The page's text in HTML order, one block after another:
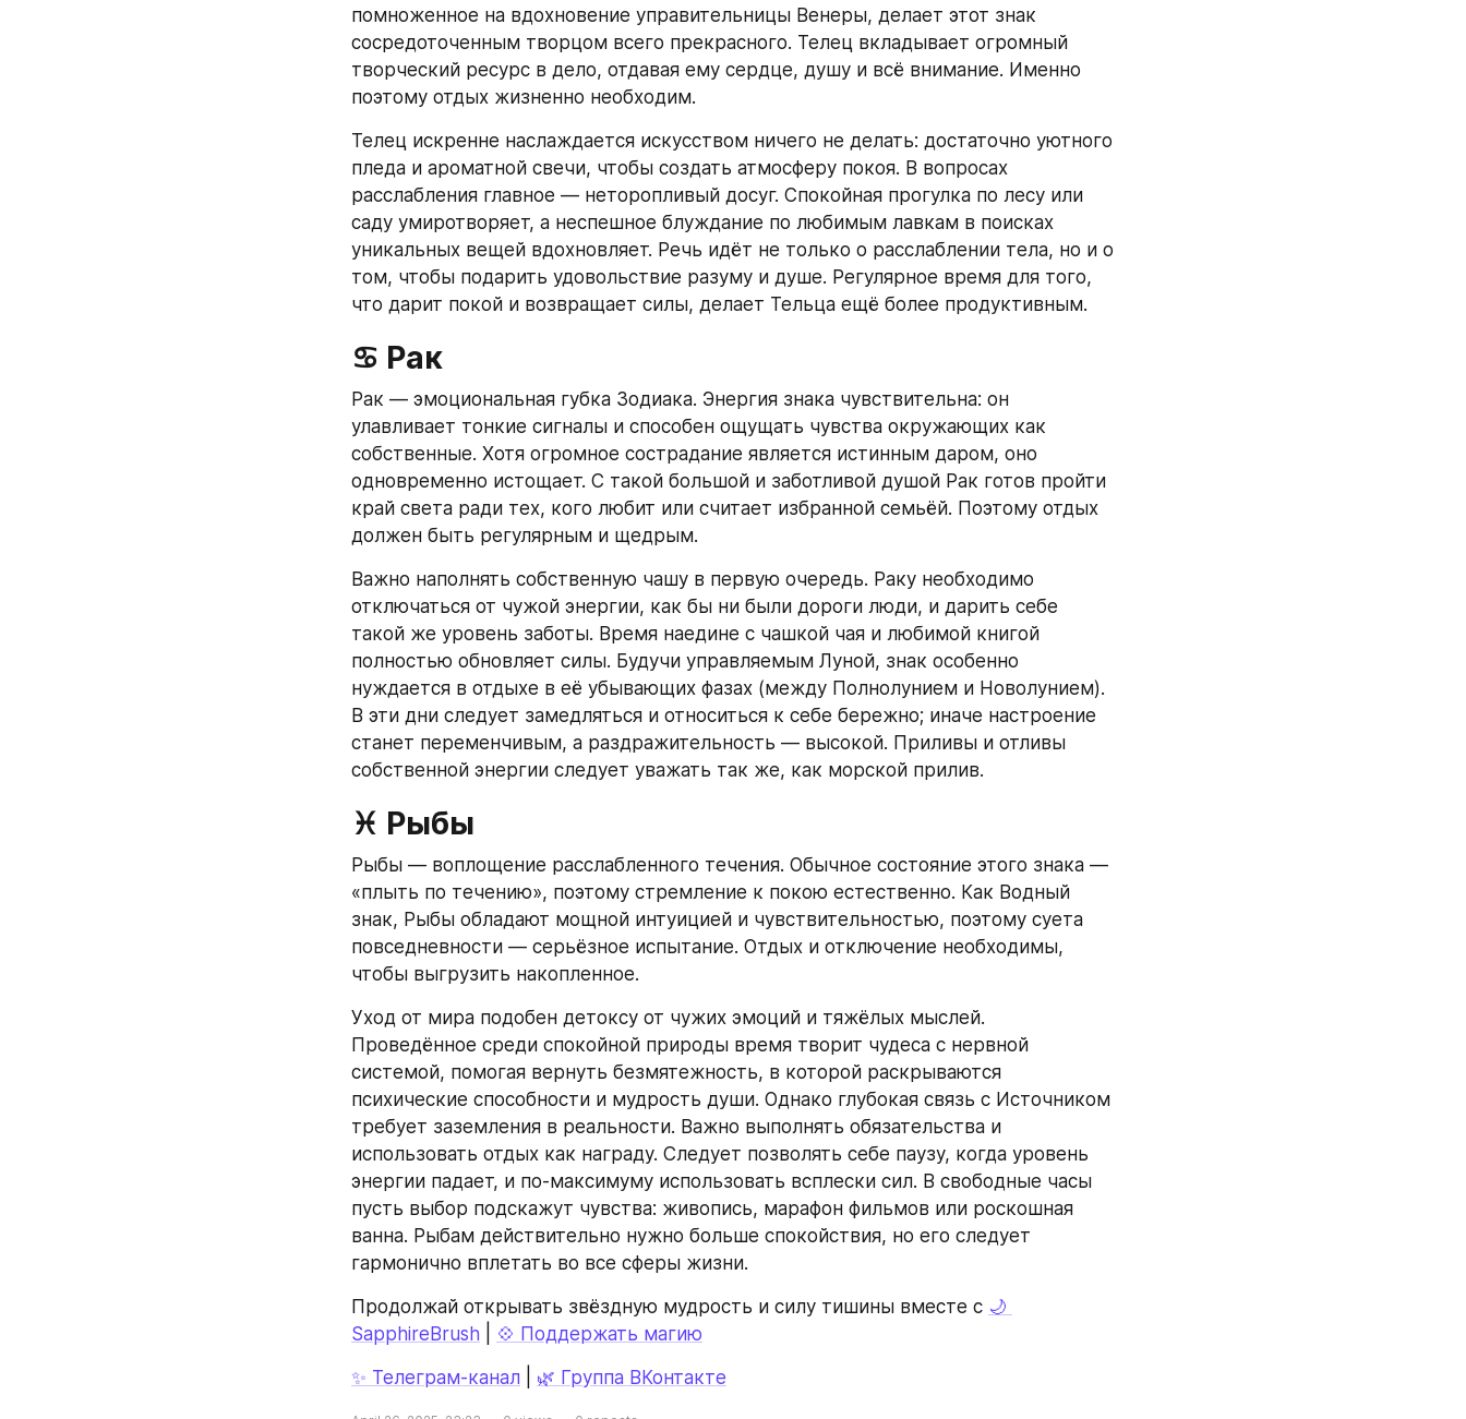
помноженное на вдохновение управительницы Венеры, делает этот знак
сосредоточенным творцом всего прекрасного. Телец вкладывает огромный
творческий ресурс в дело, отдавая ему сердце, душу и всё внимание. Именно
поэтому отдых жизненно необходим.
Телец искренне наслаждается искусством ничего не делать: достаточно уютного
пледа и ароматной свечи, чтобы создать атмосферу покоя. В вопросах
расслабления главное — неторопливый досуг. Спокойная прогулка по лесу или
саду умиротворяет, а неспешное блуждание по любимым лавкам в поисках
уникальных вещей вдохновляет. Речь идёт не только о расслаблении тела, но и о
том, чтобы подарить удовольствие разуму и душе. Регулярное время для того,
что дарит покой и возвращает силы, делает Тельца ещё более продуктивным.
♋ Рак
Рак — эмоциональная губка Зодиака. Энергия знака чувствительна: он
улавливает тонкие сигналы и способен ощущать чувства окружающих как
собственные. Хотя огромное сострадание является истинным даром, оно
одновременно истощает. С такой большой и заботливой душой Рак готов пройти
край света ради тех, кого любит или считает избранной семьёй. Поэтому отдых
должен быть регулярным и щедрым.
Важно наполнять собственную чашу в первую очередь. Раку необходимо
отключаться от чужой энергии, как бы ни были дороги люди, и дарить себе
такой же уровень заботы. Время наедине с чашкой чая и любимой книгой
полностью обновляет силы. Будучи управляемым Луной, знак особенно
нуждается в отдыхе в её убывающих фазах (между Полнолунием и Новолунием).
В эти дни следует замедляться и относиться к себе бережно; иначе настроение
станет переменчивым, а раздражительность — высокой. Приливы и отливы
собственной энергии следует уважать так же, как морской прилив.
♓ Рыбы
Рыбы — воплощение расслабленного течения. Обычное состояние этого знака —
«плыть по течению», поэтому стремление к покою естественно. Как Водный
знак, Рыбы обладают мощной интуицией и чувствительностью, поэтому суета
повседневности — серьёзное испытание. Отдых и отключение необходимы,
чтобы выгрузить накопленное.
Уход от мира подобен детоксу от чужих эмоций и тяжёлых мыслей.
Проведённое среди спокойной природы время творит чудеса с нервной
системой, помогая вернуть безмятежность, в которой раскрываются
психические способности и мудрость души. Однако глубокая связь с Источником
требует заземления в реальности. Важно выполнять обязательства и
использовать отдых как награду. Следует позволять себе паузу, когда уровень
энергии падает, и по‑максимуму использовать всплески сил. В свободные часы
пусть выбор подскажут чувства: живопись, марафон фильмов или роскошная
ванна. Рыбам действительно нужно больше спокойствия, но его следует
гармонично вплетать во все сферы жизни.
Продолжай открывать звёздную мудрость и силу тишины вместе с 🌙
SapphireBrush
💠 Поддержать магию
✨ Телеграм‑канал
🌿 Группа ВКонтакте